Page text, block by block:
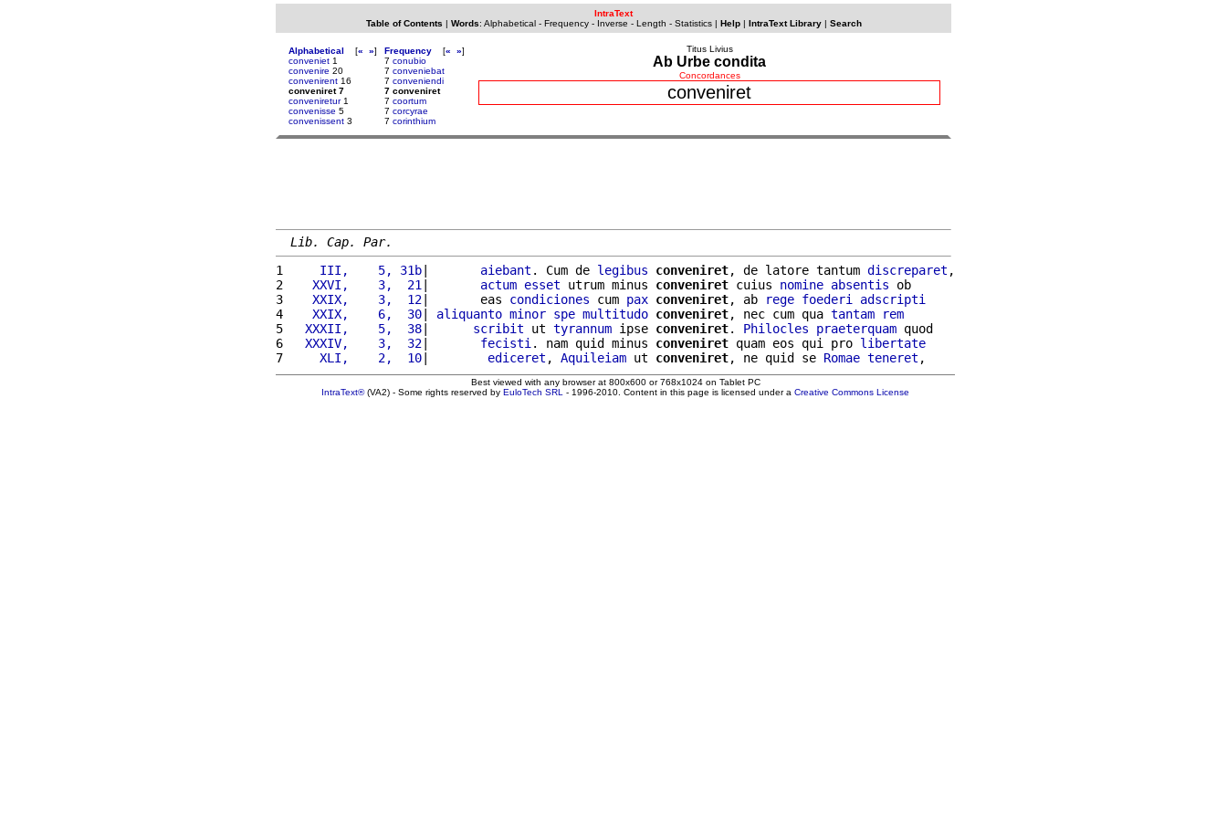
IntraText
Table of Contents | Words: Alphabetical- Frequency- Inverse - Length - Statistics| Help| IntraText Library| Search
Alphabetical [« »]
conveniet 1
convenire 20
convenirent 16
conveniret 7
conveniretur1
convenisse 5
convenissent 3
Frequency [« »]
7 conubio
7 conveniebat
7 conveniendi
7 conveniret
7 coortum
7 corcyrae
7 corinthium
Titus Livius
Ab Urbe condita
Concordances
conveniret
Lib. Cap. Par.
1
    III,    5, 31b
| aiebant . Cum de legibus conveniret, de latore tantum discreparet ,
2
   XXVI,    3,  21
| actum esset utrum minus conveniret cuius nomine absentis ob
3
   XXIX,    3,  12
|       eas condiciones cum pax conveniret, ab rege foederi
adscripti
4
   XXIX,    6,  30
| aliquanto minor spe multitudo conveniret, nec cum qua tantam
rem
5
  XXXII,    5,  38
| scribit ut tyrannum ipse conveniret. Philocles praeterquam quod
6
  XXXIV,    3,  32
| fecisti . nam quid minus conveniret quam eos qui pro libertate
7
    XLI,    2,  10
| ediceret , Aquileiam ut conveniret, ne quid se Romae teneret
Best viewed with any browser at 800x600 or 768x1024 on Tablet PC
IntraText®(VA2) - Some rights reserved by EuloTech SRL - 1996-2010. Content in this page is licensed under a Creative Commons License